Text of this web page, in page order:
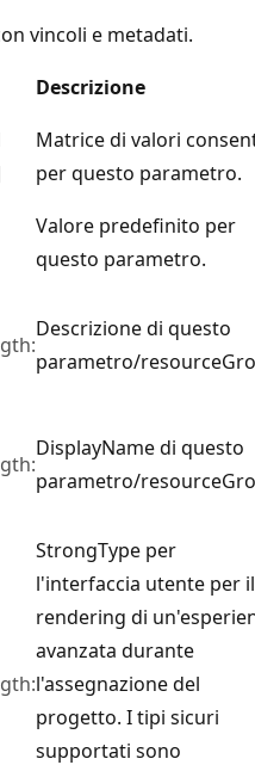
vincoli e metadati.
Descrizione
Matrice di valori
per questo parametro.
Valore predefinito per
questo parametro.
Descrizione di questo
parametro/
DisplayName di questo
parametro/
StrongType per
l'interfaccia utente per il
rendering di
avanzata durante
l'assegnazione del
progetto. I tipi sicuri
supportati sono